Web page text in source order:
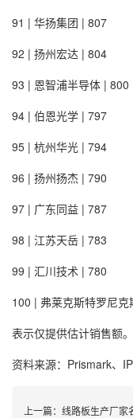
91 | 华扬集团 | 807
92 | 扬州宏达 | 804
93 | 恩智浦半导体 | 800
94 | 伯恩光学 | 797
95 | 杭州华光 | 794
96 | 扬州扬杰 | 790
97 | 广东同益 | 787
98 | 江苏天岳 | 783
99 | 汇川技术 | 780
100 | 弗莱克斯特罗尼克
表示仅提供估计销售额。
资料来源：Prismark、
上一篇： 线路板生产厂家